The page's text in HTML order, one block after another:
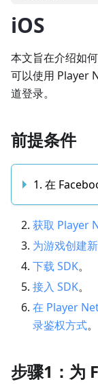
iOS
本文旨在介绍如
可以使用 Player
道登录。
前提条件
1. 在
获取 Player
为游戏创建
下载 SDK。
接入 SDK。
在 Player
录鉴权方式。
步骤1：为